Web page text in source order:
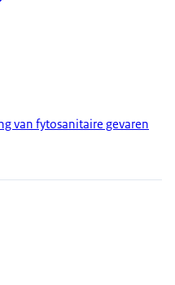
van fytosanitaire gevaren